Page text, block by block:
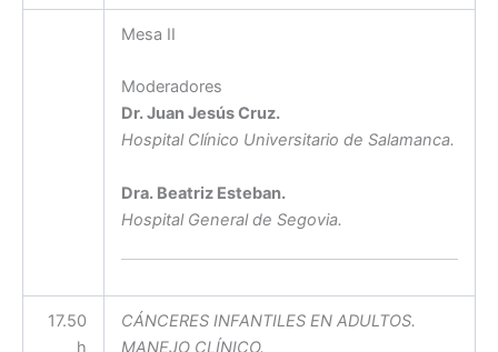
Mesa II
Moderadores
Dr. Juan Jesús Cruz.
Hospital Clínico Universitario de Salamanca.
Dra. Beatriz Esteban.
Hospital General de Segovia.
17.50
h
CÁNCERES INFANTILES EN ADULTOS.
MANEJO CLÍNICO.